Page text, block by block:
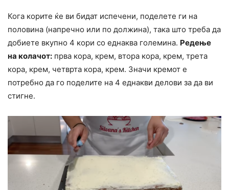
Кога корите ќе ви бидат испечени, поделете ги на
половина (напречно или по должина), така што треба да
добиете вкупно 4 кори со еднаква големина. Редење
на колачот: прва кора, крем, втора кора, крем, трета
кора, крем, четврта кора, крем. Значи кремот е
потребно да го поделите на 4 еднакви делови за да ви
стигне.